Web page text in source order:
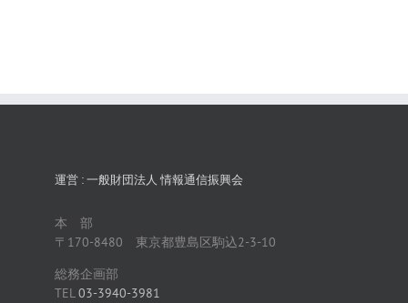
運営 : 一般財団法人 情報通信振興会
本 部
〒170-8480 東京都豊島区駒込2-3-10
総務企画部
TEL03-3940-3981